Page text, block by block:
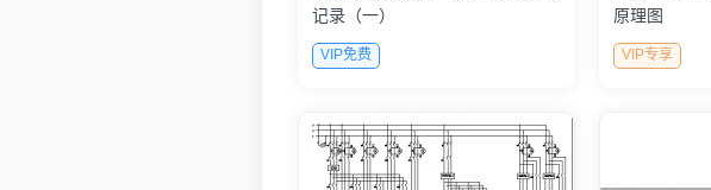
记录（一）
VIP免费
原理图
VIP专享